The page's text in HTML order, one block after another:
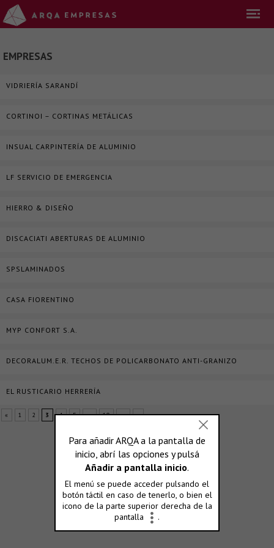
EMPRESAS
VIDRIERÍA SARANDÍ
CORTINOI – CORTINAS METÁLICAS
INSUAL CARPINTERÍA DE ALUMINIO
LF SERVICIO DE EMERGENCIA
HIERRO & DISEÑO
DISCACIATI ABERTURAS DE ALUMINIO
SPSLAMINADOS
CASA FIORENTINO
MYP CONFORT S.A.
DECORALUM.E.R. TECHOS DE POLICARBONATO ANTI-GRANIZO
EL RUSTICARIO HERRERÍA
« 1 2 3 4 5 ... 10 ... »